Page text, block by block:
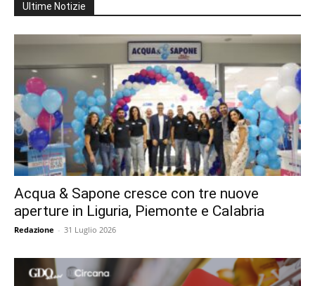
Ultime Notizie
Acqua & Sapone cresce con tre nuove
aperture in Liguria, Piemonte e Calabria
Redazione - 31 Luglio 2026